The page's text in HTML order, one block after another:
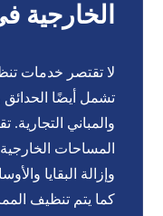
الخارجية
لا تقتصر خدمات
تشمل أيضًا الحدائق
والمباني
المساحات
وإزالة البقايا
كما يتم تنظيف